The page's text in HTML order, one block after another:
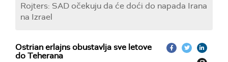
Rojters: SAD očekuju da će doći do napada Irana
na Izrael
Ostrian erlajns obustavlja sve letove
do Teherana